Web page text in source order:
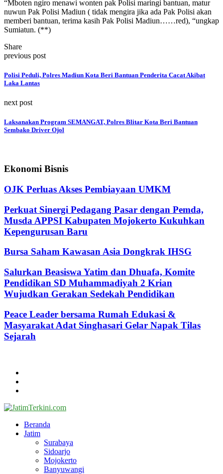
“Mboten ngiro menawi wonten pak Polisi maringi bantuan, matur
nuwun Pak Polisi Madiun ( tidak mengira jika ada Pak Polisi akan
memberi bantuan, terima kasih Pak Polisi Madiun……red), “ungkap
Sumiatun. (**)
Share
previous post
Polisi Peduli, Polres Madiun Kota Beri Bantuan Penderita Cacat Akibat
Laka Lantas
next post
Laksanakan Program SEMANGAT, Polres Blitar Kota Beri Bantuan
Sembako Driver Ojol
Ekonomi Bisnis
OJK Perluas Akses Pembiayaan UMKM
Perkuat Sinergi Pedagang Pasar dengan Pemda,
Musda APPSI Kabupaten Mojokerto Kukuhkan
Kepengurusan Baru
Bursa Saham Kawasan Asia Dongkrak IHSG
Salurkan Beasiswa Yatim dan Dhuafa, Komite
Pendidikan SD Muhammadiyah 2 Krian
Wujudkan Gerakan Sedekah Pendidikan
Peace Leader bersama Rumah Edukasi &
Masyarakat Adat Singhasari Gelar Napak Tilas
Sejarah
Beranda
Jatim
Surabaya
Sidoarjo
Mojokerto
Banyuwangi